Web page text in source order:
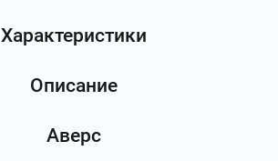
Характеристики
Описание
Аверс